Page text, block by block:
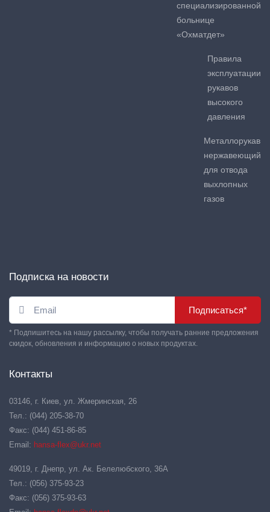
специализированной
больнице
«Охматдет»
Правила
эксплуатации
рукавов
высокого
давления
Металлорукав
нержавеющий
для отвода
выхлопных
газов
Подписка на новости
Подписаться*
* Подпишитесь на нашу рассылку, чтобы получать ранние предложения
скидок, обновления и информацию о новых продуктах.
Контакты
03146, г. Киев, ул. Жмеринская, 26
Тел.: (044) 205-38-70
Факс: (044) 451-86-85
Email: hansa-flex@ukr.net
49019, г. Днепр, ул. Ак. Белелюбского, 36А
Тел.: (056) 375-93-23
Факс: (056) 375-93-63